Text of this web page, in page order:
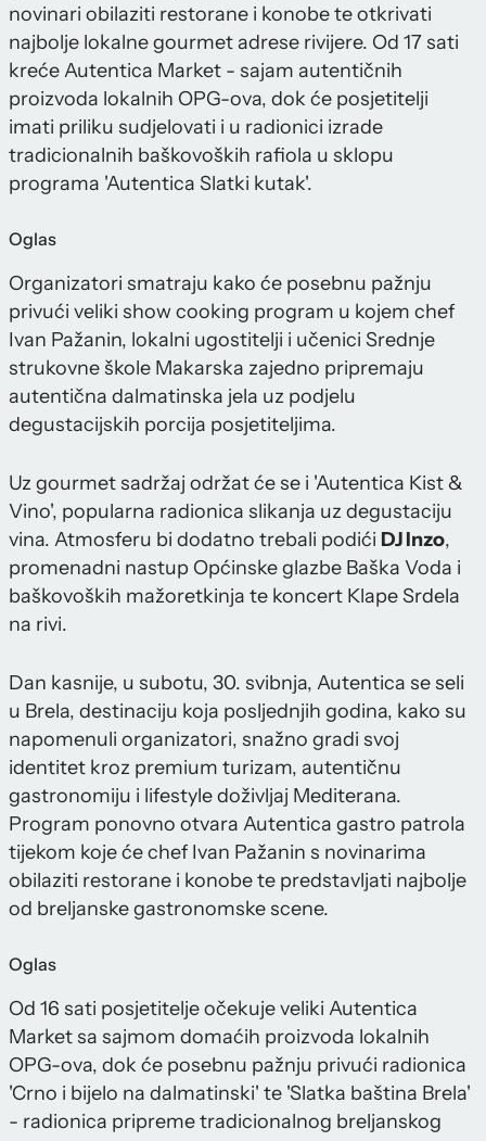
novinari obilaziti restorane i konobe te otkrivati
najbolje lokalne gourmet adrese rivijere. Od 17 sati
kreće Autentica Market - sajam autentičnih
proizvoda lokalnih OPG-ova, dok će posjetitelji
imati priliku sudjelovati i u radionici izrade
tradicionalnih baškovoških rafiola u sklopu
programa 'Autentica Slatki kutak'.
Oglas
Organizatori smatraju kako će posebnu pažnju
privući veliki show cooking program u kojem chef
Ivan Pažanin, lokalni ugostitelji i učenici Srednje
strukovne škole Makarska zajedno pripremaju
autentična dalmatinska jela uz podjelu
degustacijskih porcija posjetiteljima.
Uz gourmet sadržaj održat će se i 'Autentica Kist &
Vino', popularna radionica slikanja uz degustaciju
vina. Atmosferu bi dodatno trebali podići DJ Inzo,
promenadni nastup Općinske glazbe Baška Voda i
baškovoških mažoretkinja te koncert Klape Srdela
na rivi.
Dan kasnije, u subotu, 30. svibnja, Autentica se seli
u Brela, destinaciju koja posljednjih godina, kako su
napomenuli organizatori, snažno gradi svoj
identitet kroz premium turizam, autentičnu
gastronomiju i lifestyle doživljaj Mediterana.
Program ponovno otvara Autentica gastro patrola
tijekom koje će chef Ivan Pažanin s novinarima
obilaziti restorane i konobe te predstavljati najbolje
od breljanske gastronomske scene.
Oglas
Od 16 sati posjetitelje očekuje veliki Autentica
Market sa sajmom domaćih proizvoda lokalnih
OPG-ova, dok će posebnu pažnju privući radionica
'Crno i bijelo na dalmatinski' te 'Slatka baština Brela'
- radionica pripreme tradicionalnog breljanskog